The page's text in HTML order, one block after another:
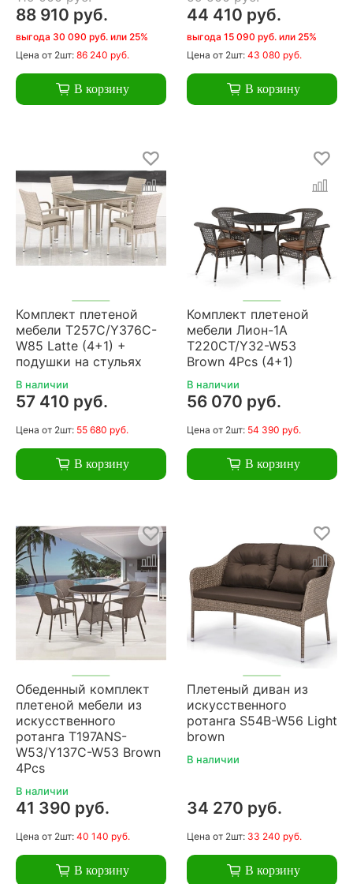
88 910 руб.
выгода 30 090 руб. или 25%
Цена от 2шт: 86 240 руб.
В корзину
44 410 руб.
выгода 15 090 руб. или 25%
Цена от 2шт: 43 080 руб.
В корзину
Комплект плетеной
мебели T257C/Y376C-
W85 Latte (4+1) +
подушки на стульях
В наличии
57 410 руб.
Цена от 2шт: 55 680 руб.
В корзину
Комплект плетеной
мебели Лион-1A
T220CT/Y32-W53
Brown 4Pcs (4+1)
В наличии
56 070 руб.
Цена от 2шт: 54 390 руб.
В корзину
Обеденный комплект
плетеной мебели из
искусственного
ротанга T197ANS-
W53/Y137C-W53 Brown
4Pcs
В наличии
41 390 руб.
Цена от 2шт: 40 140 руб.
В корзину
Плетеный диван из
искусственного
ротанга S54B-W56 Light
brown
В наличии
34 270 руб.
Цена от 2шт: 33 240 руб.
В корзину